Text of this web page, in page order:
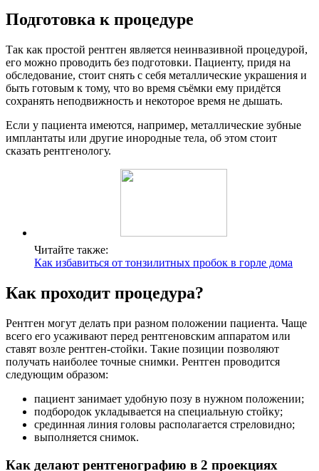
Подготовка к процедуре
Так как простой рентген является неинвазивной процедурой,
его можно проводить без подготовки. Пациенту, придя на
обследование, стоит снять с себя металлические украшения и
быть готовым к тому, что во время съёмки ему придётся
сохранять неподвижность и некоторое время не дышать.
Если у пациента имеются, например, металлические зубные
имплантаты или другие инородные тела, об этом стоит
сказать рентгенологу.
Читайте также:
Как избавиться от тонзилитных пробок в горле дома
Как проходит процедура?
Рентген могут делать при разном положении пациента. Чаще
всего его усаживают перед рентгеновским аппаратом или
ставят возле рентген-стойки. Такие позиции позволяют
получать наиболее точные снимки. Рентген проводится
следующим образом:
пациент занимает удобную позу в нужном положении;
подбородок укладывается на специальную стойку;
срединная линия головы располагается стреловидно;
выполняется снимок.
Как делают рентгенографию в 2 проекциях